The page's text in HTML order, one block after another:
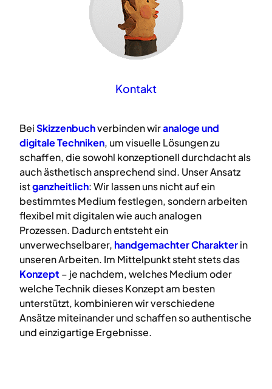
Kontakt
BeiSkizzenbuchverbinden wiranalogeund
digitaleTechniken, um visuelle Lösungen zu
schaffen, die sowohl konzeptionell durchdacht als
auch ästhetisch ansprechend sind. Unser Ansatz
istganzheitlich: Wir lassen uns nicht auf ein
bestimmtes Medium festlegen, sondern arbeiten
flexibel mit digitalen wie auch analogen
Prozessen. Dadurch entsteht ein
unverwechselbarer, handgemachter Charakterin
unseren Arbeiten. Im Mittelpunkt steht stets das
Konzept – je nachdem, welches Medium oder
welche Technik dieses Konzept am besten
unterstützt, kombinieren wir verschiedene
Ansätze miteinander und schaffen so authentische
und einzigartige Ergebnisse.